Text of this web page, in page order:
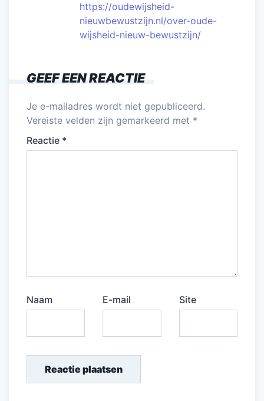
https://oudewijsheid-
nieuwbewustzijn.nl/over-oude-
wijsheid-nieuw-bewustzijn/
GEEF EEN REACTIE
Je e-mailadres wordt niet gepubliceerd.
Vereiste velden zijn gemarkeerd met *
Reactie *
Naam E-mail Site